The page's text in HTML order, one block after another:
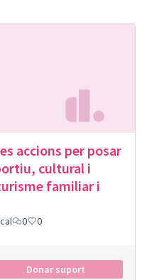
accions per posar
cultural i
familiar i
0 0
Donar suport